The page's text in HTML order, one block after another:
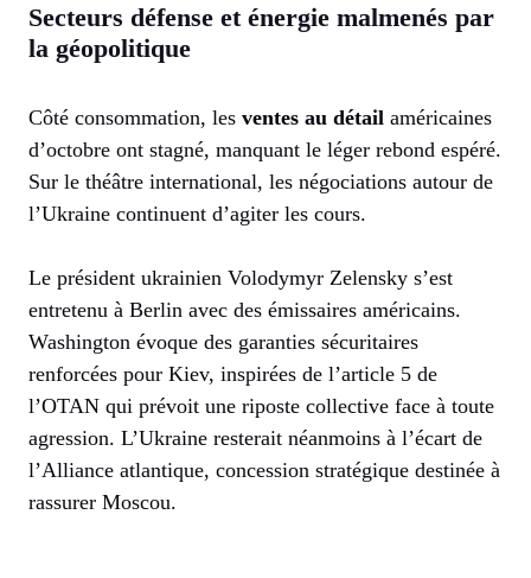
Secteurs défense et énergie malmenés par
la géopolitique
Côté consommation, les ventes au détail américaines
d’octobre ont stagné, manquant le léger rebond espéré.
Sur le théâtre international, les négociations autour de
l’Ukraine continuent d’agiter les cours.
Le président ukrainien Volodymyr Zelensky s’est
entretenu à Berlin avec des émissaires américains.
Washington évoque des garanties sécuritaires
renforcées pour Kiev, inspirées de l’article 5 de
l’OTAN qui prévoit une riposte collective face à toute
agression. L’Ukraine resterait néanmoins à l’écart de
l’Alliance atlantique, concession stratégique destinée à
rassurer Moscou.